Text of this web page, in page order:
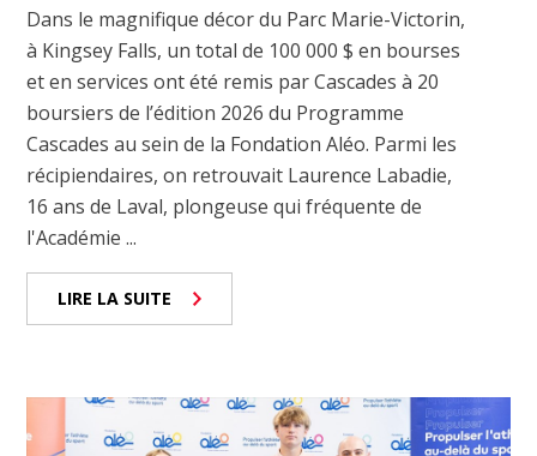
Dans le magnifique décor du Parc Marie-Victorin,
à Kingsey Falls, un total de 100 000 $ en bourses
et en services ont été remis par Cascades à 20
boursiers de l’édition 2026 du Programme
Cascades au sein de la Fondation Aléo. Parmi les
récipiendaires, on retrouvait Laurence Labadie,
16 ans de Laval, plongeuse qui fréquente de
l'Académie ...
LIRE LA SUITE